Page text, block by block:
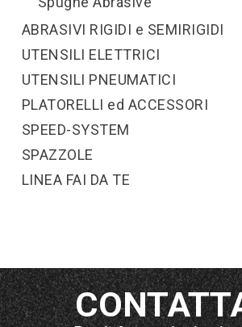
ABRASIVI RIGIDI e SEMIRIGIDI
LINEA FAI DA TE
PLATORELLI ed ACCESSORI
SPAZZOLE
SPEED-SYSTEM
UTENSILI ELETTRICI
UTENSILI PNEUMATICI